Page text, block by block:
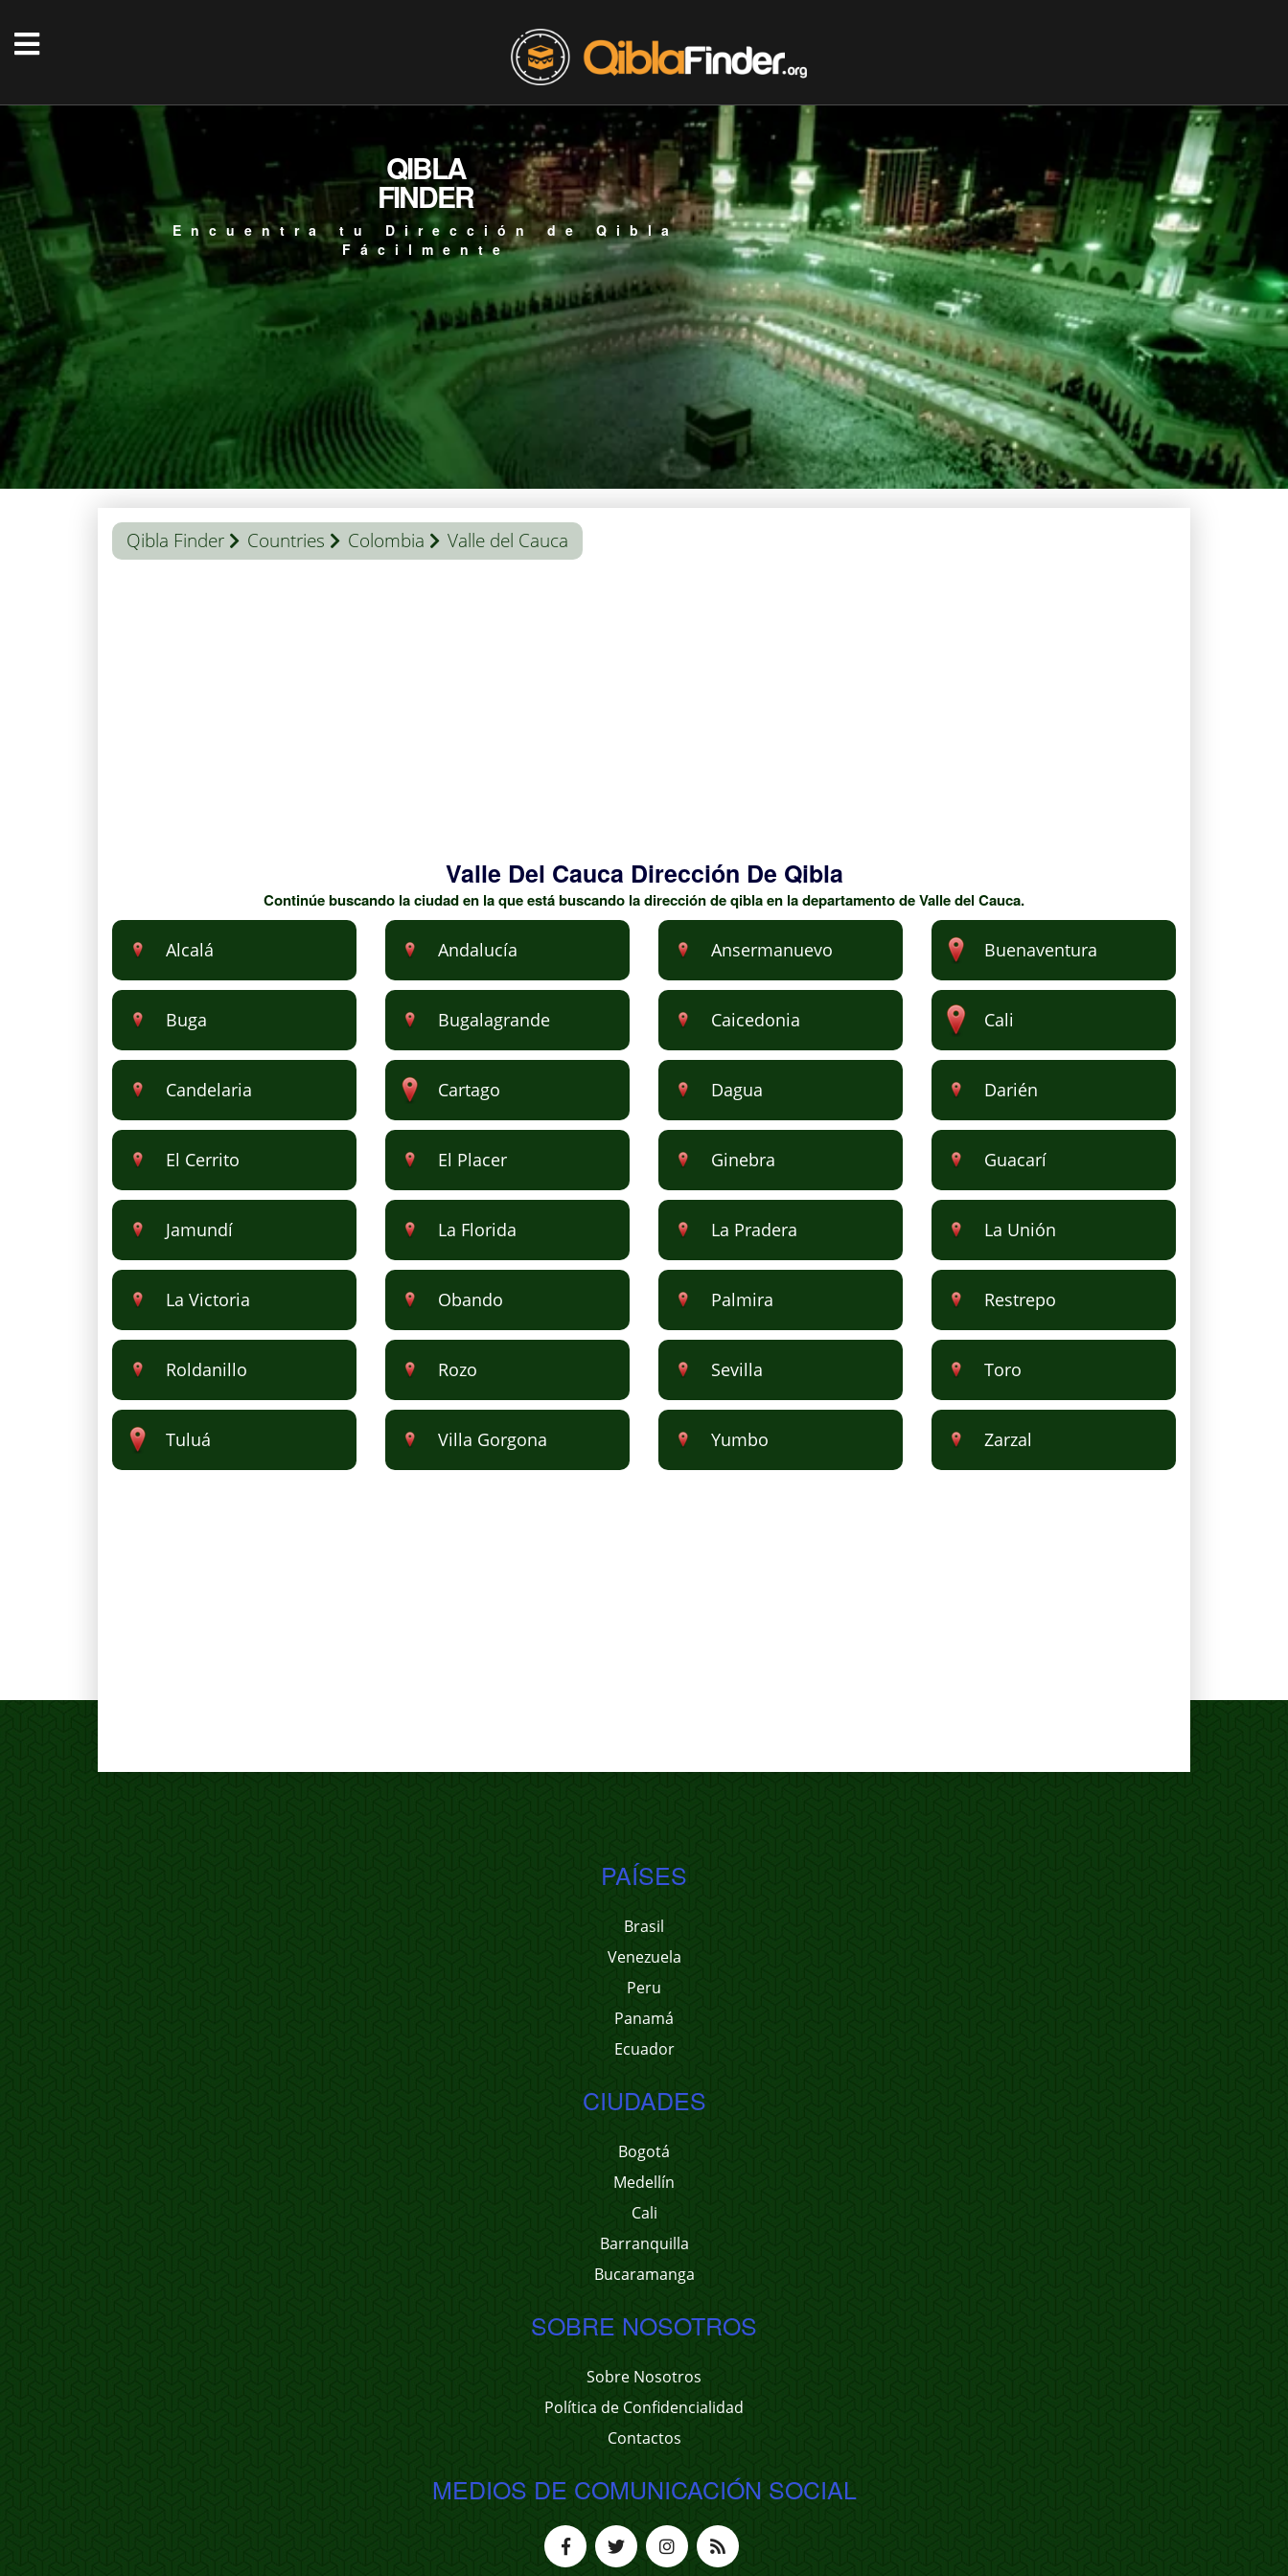
QIBLA
FINDER
Encuentra tu Dirección de Qibla
Fácilmente
Qibla Finder Countries Colombia Valle del Cauca
Valle Del Cauca Dirección De Qibla
Continúe buscando la ciudad en la que está buscando la dirección de qibla en la departamento de Valle del Cauca.
Alcalá Andalucía Ansermanuevo Buenaventura
Buga Bugalagrande Caicedonia Cali
Candelaria Cartago Dagua Darién
El Cerrito El Placer Ginebra Guacarí
Jamundí La Florida La Pradera La Unión
La Victoria Obando Palmira Restrepo
Roldanillo Rozo Sevilla Toro
Tuluá Villa Gorgona Yumbo Zarzal
PAÍSES
Brasil
Venezuela
Peru
Panamá
Ecuador
CIUDADES
Bogotá
Medellín
Cali
Barranquilla
Bucaramanga
SOBRE NOSOTROS
Sobre Nosotros
Política de Confidencialidad
Contactos
MEDIOS DE COMUNICACIÓN SOCIAL